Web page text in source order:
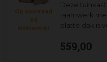
Deze
raamwerk
platte dak is
Op voorraad
bij
leverancier
559,00